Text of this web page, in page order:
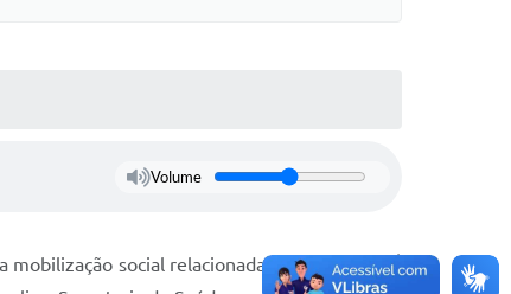
Volume
social relacionada ao assunto. 💛É